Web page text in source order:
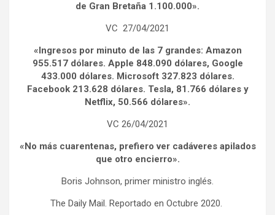
de Gran Bretaña 1.100.000».
VC 27/04/2021
«Ingresos por minuto de las 7 grandes: Amazon
955.517 dólares. Apple 848.090 dólares, Google
433.000 dólares. Microsoft 327.823 dólares.
Facebook 213.628 dólares. Tesla, 81.766 dólares y
Netflix, 50.566 dólares».
VC 26/04/2021
«No más cuarentenas, prefiero ver cadáveres apilados
que otro encierro».
Boris Johnson, primer ministro inglés.
The Daily Mail. Reportado en Octubre 2020.